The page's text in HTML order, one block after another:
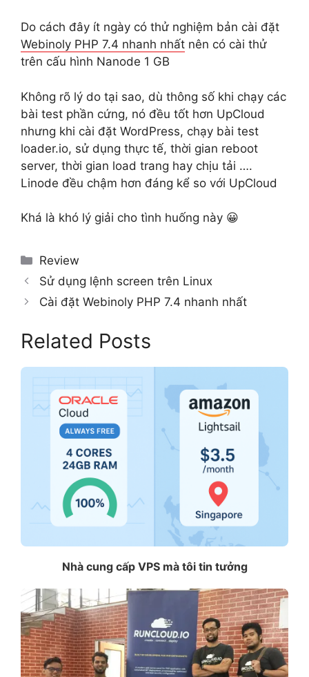
Do cách đây ít ngày có thử nghiệm bản cài đặt
Webinoly PHP 7.4 nhanh nhất nên có cài thử
trên cấu hình Nanode 1 GB
Không rõ lý do tại sao, dù thông số khi chạy các
bài test phần cứng, nó đều tốt hơn UpCloud
nhưng khi cài đặt WordPress, chạy bài test
loader.io, sử dụng thực tế, thời gian reboot
server, thời gian load trang hay chịu tải ….
Linode đều chậm hơn đáng kể so với UpCloud
Khá là khó lý giải cho tình huống này 😀
Categories
Review
Sử dụng lệnh screen trên Linux
Cài đặt Webinoly PHP 7.4 nhanh nhất
Related Posts
Nhà cung cấp VPS mà tôi tin tưởng